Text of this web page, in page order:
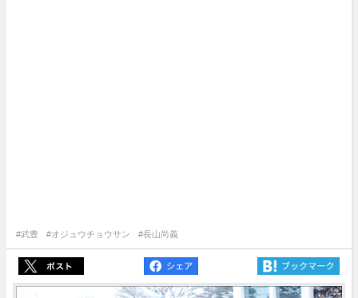
#武豊 #オジュウチョウサン #長山尚義